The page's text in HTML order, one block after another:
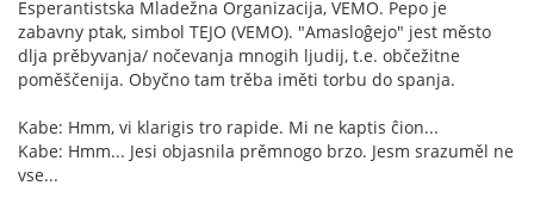
Esperantistska Mladežna Organizacija, VEMO. Pepo je
zabavny ptak, simbol TEJO (VEMO). "Amasloĝejo" jest město
dlja prěbyvanja/ nočevanja mnogih ljudij, t.e. občežitne
poměščenija. Obyčno tam trěba iměti torbu do spanja.
Kabe: Hmm, vi klarigis tro rapide. Mi ne kaptis ĉion...
Kabe: Hmm... Jesi objasnila prěmnogo brzo. Jesm srazuměl ne
vse...